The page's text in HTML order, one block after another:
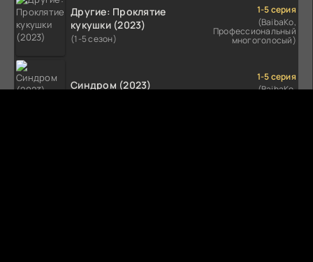
Другие: Проклятие
кукушки (2023)
(1-5 сезон)
1-5 серия
(BaibaKo,
Профессиональный
многоголосый)
Синдром (2023)
1-5 серия
(BaibaKo,